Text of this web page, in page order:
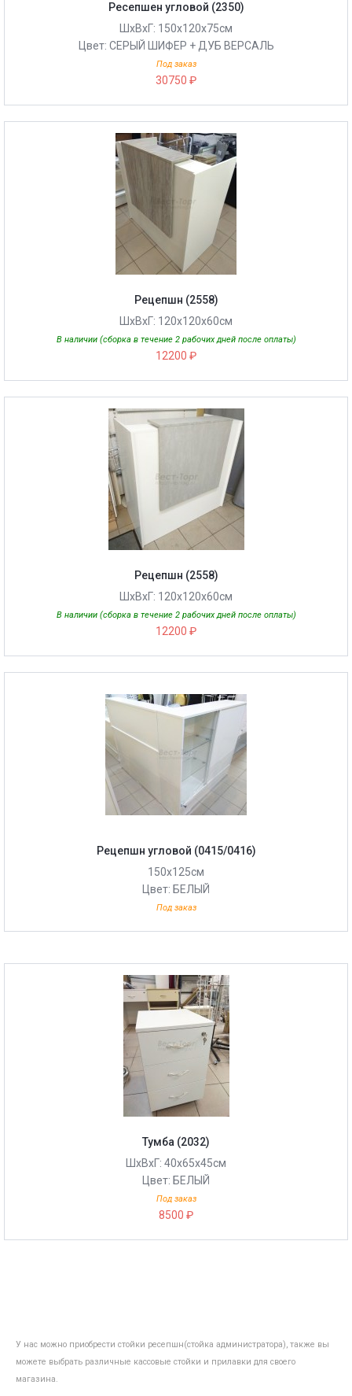
Ресепшен угловой (2350)
ШхВхГ: 150х120х75см
Цвет: СЕРЫЙ ШИФЕР + ДУБ ВЕРСАЛЬ
Под заказ
30750 ₽
Рецепшн (2558)
ШхВхГ: 120х120х60см
В наличии (сборка в течение 2 рабочих дней после оплаты)
12200 ₽
Рецепшн (2558)
ШхВхГ: 120х120х60см
В наличии (сборка в течение 2 рабочих дней после оплаты)
12200 ₽
Рецепшн угловой (0415/0416)
150х125см
Цвет: БЕЛЫЙ
Под заказ
Тумба (2032)
ШхВхГ: 40х65х45см
Цвет: БЕЛЫЙ
Под заказ
8500 ₽
У нас можно приобрести стойки ресепшн(стойка администратора), также вы
можете выбрать различные кассовые стойки и прилавки для своего
магазина.